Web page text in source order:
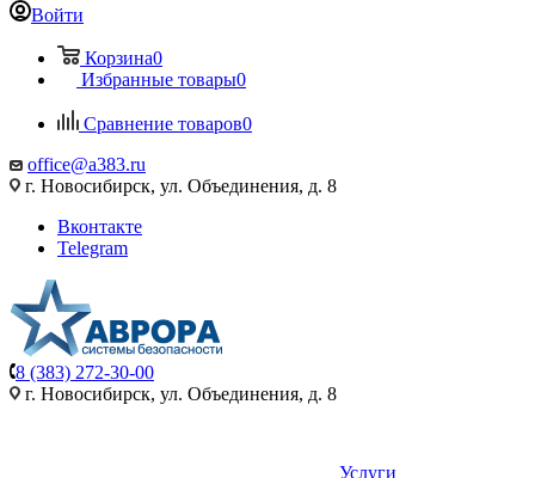
Войти
Корзина0
Избранные товары0
Сравнение товаров0
office@a383.ru
г. Новосибирск, ул. Объединения, д. 8
Вконтакте
Telegram
8 (383) 272-30-00
г. Новосибирск, ул. Объединения, д. 8
Услуги